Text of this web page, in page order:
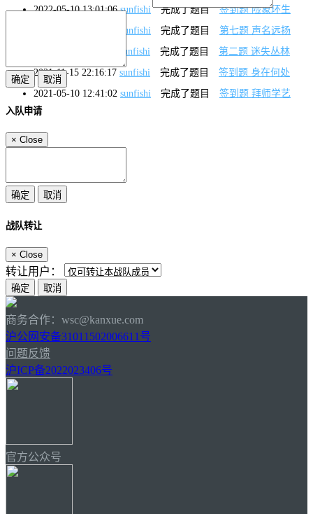
2022-05-10 13:01:06 sunfishi 完成了题目
签到题 险象环生
sunfishi 完成了题目
第七题 声名远扬
sunfishi 完成了题目
第二题 迷失丛林
2021-11-15 22:16:17 sunfishi 完成了题目
签到题 身在何处
2021-05-10 12:41:02 sunfishi 完成了题目 签到题 拜师学艺
入队申请
× Close
战队转让
× Close
转让用户：
商务合作：wsc@kanxue.com
沪公网安备31011502006611号
问题反馈
沪ICP备2022023406号
官方公众号